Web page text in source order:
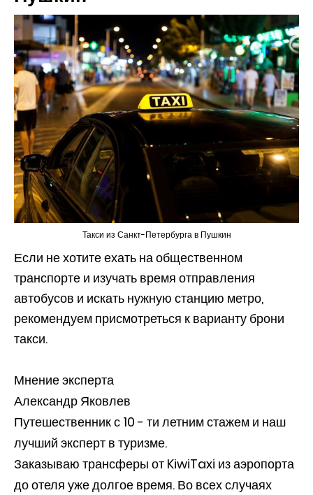
Такси из Санкт-Петербурга в Пушкин
Если не хотите ехать на общественном
транспорте и изучать время отправления
автобусов и искать нужную станцию метро,
рекомендуем присмотреться к варианту брони
такси.
Мнение эксперта
Александр Яковлев
Путешественник с 10 - ти летним стажем и наш
лучший эксперт в туризме.
Заказываю трансферы от KiwiTaxi из аэропорта
до отеля уже долгое время. Во всех случаях